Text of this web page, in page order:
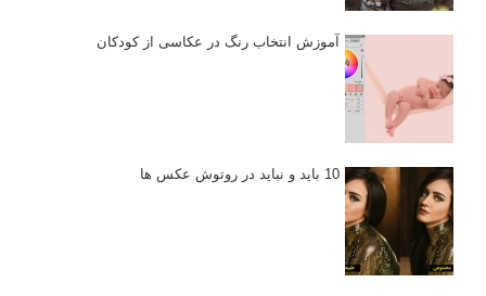
آموزش انتخاب رنگ در عکاسی از کودکان
10 باید و نباید در روتوش عکس ها